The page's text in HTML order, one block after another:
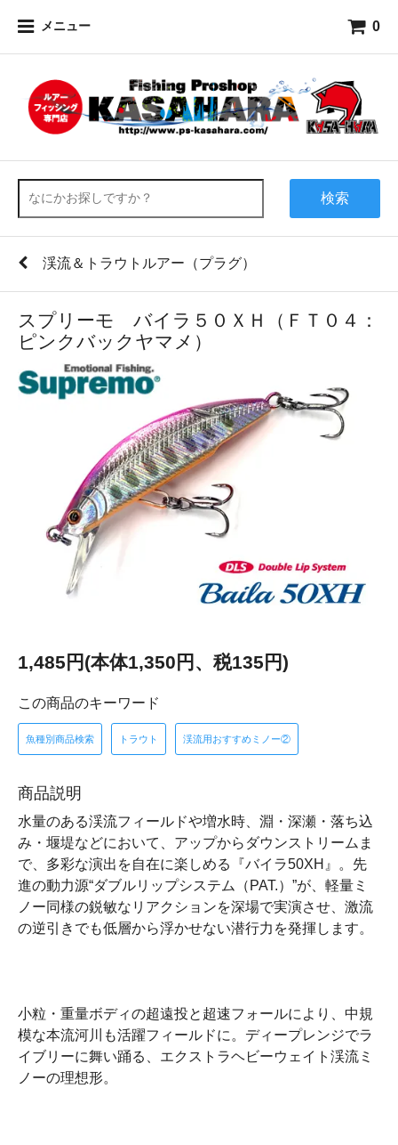
メニュー 0
検索
渓流＆トラウトルアー（プラグ）
スプリーモ バイラ５０ＸＨ（ＦＴ０４：
ピンクバックヤマメ）
1,485円(本体1,350円、税135円)
この商品のキーワード
魚種別商品検索 トラウト 渓流用おすすめミノー②
商品説明
水量のある渓流フィールドや増水時、淵・深瀬・落ち込
み・堰堤などにおいて、アップからダウンストリームま
で、多彩な演出を自在に楽しめる『バイラ50XH』。先
進の動力源“ダブルリップシステム（PAT.）”が、軽量ミ
ノー同様の鋭敏なリアクションを深場で実演させ、激流
の逆引きでも低層から浮かせない潜行力を発揮します。
小粒・重量ボディの超遠投と超速フォールにより、中規
模な本流河川も活躍フィールドに。ディープレンジでラ
イブリーに舞い踊る、エクストラヘビーウェイト渓流ミ
ノーの理想形。